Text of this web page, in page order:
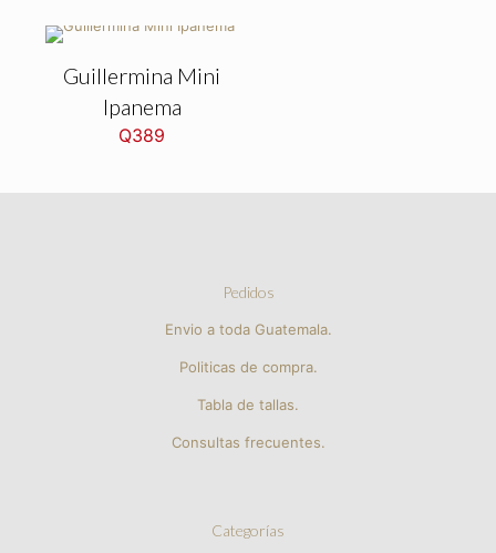
Guillermina Mini
Ipanema
Q389
Pedidos
Envio a toda Guatemala.
Politicas de compra.
Tabla de tallas.
Consultas frecuentes.
Categorías